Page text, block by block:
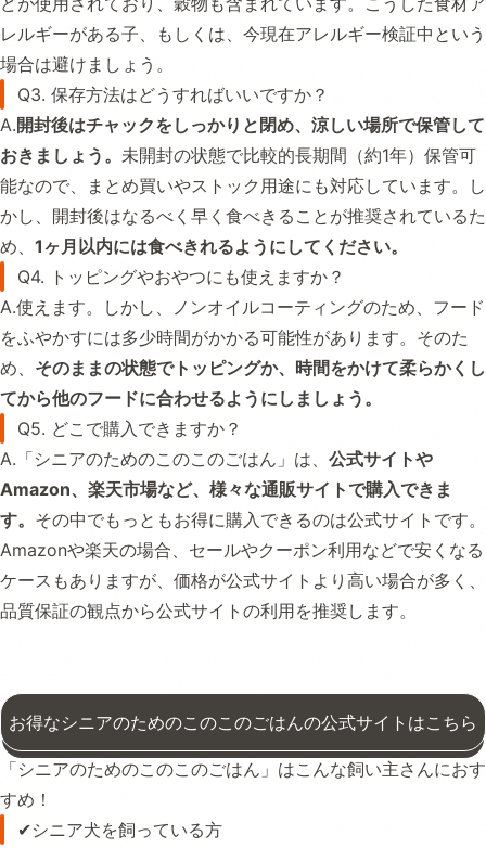
レルギーがある子、もしくは、今現在アレルギー検証中という
場合は避けましょう。
Q3. 保存方法はどうすればいいですか？
A.開封後はチャックをしっかりと閉め、涼しい場所で保管して
おきましょう。 未開封の状態で比較的長期間（約1年）保管可
能なので、まとめ買いやストック用途にも対応しています。し
かし、開封後はなるべく早く食べきることが推奨されているた
め、 1ヶ月以内には食べきれるようにしてください。
Q4. トッピングやおやつにも使えますか？
A.使えます。しかし、ノンオイルコーティングのため、フード
をふやかすには多少時間がかかる可能性があります。そのた
め、 そのままの状態でトッピングか、時間をかけて柔らかくし
てから他のフードに合わせるようにしましょう。
Q5. どこで購入できますか？
A.「シニアのためのこのこのごはん」は、 公式サイトや
Amazon、楽天市場など、様々な通販サイトで購入できま
す。 その中でもっともお得に購入できるのは公式サイトです。
Amazonや楽天の場合、セールやクーポン利用などで安くなる
ケースもありますが、価格が公式サイトより高い場合が多く、
品質保証の観点から公式サイトの利用を推奨します。
お得なシニアのためのこのこのごはんの公式サイトはこちら
「シニアのためのこのこのごはん」はこんな飼い主さんにおす
すめ！
✔シニア犬を飼っている方